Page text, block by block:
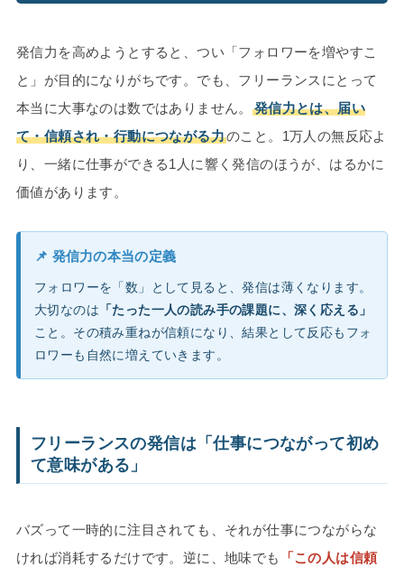
発信力を高めようとすると、つい「フォロワーを増やすこ
と」が目的になりがちです。でも、フリーランスにとって
本当に大事なのは数ではありません。
発信力とは、届い
て・信頼され・行動につながる力のこと。1万人の無反応よ
り、一緒に仕事ができる1人に響く発信のほうが、はるかに
価値があります。
📌 発信力の本当の定義
フォロワーを「数」として見ると、発信は薄くなります。
大切なのは 「たった一人の読み手の課題に、深く応える」
こと。その積み重ねが信頼になり、結果として反応もフォ
ロワーも自然に増えていきます。
フリーランスの発信は「仕事につながって初め
て意味がある」
バズって一時的に注目されても、それが仕事につながらな
ければ消耗するだけです。逆に、地味でも
「この人は信頼